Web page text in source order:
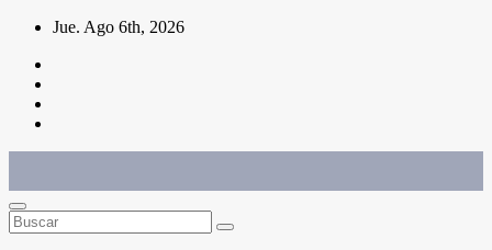
Saltar
contenido
Jue. Ago 6th, 2026